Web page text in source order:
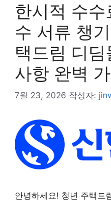
한시적 수수
수 서류 챙
택드림 디
사항 완벽
7월 23, 2026 작성자:
안녕하세요! 청년 주택드